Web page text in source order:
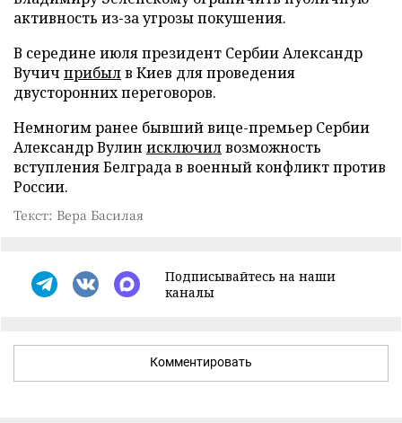
активность из-за угрозы покушения.
В середине июля президент Сербии Александр
Вучич прибылв Киев для проведения
двусторонних переговоров.
Немногим ранее бывший вице-премьер Сербии
Александр Вулин исключилвозможность
вступления Белграда в военный конфликт против
России.
Текст: Вера Басилая
Подписывайтесь на наши
каналы
Комментировать